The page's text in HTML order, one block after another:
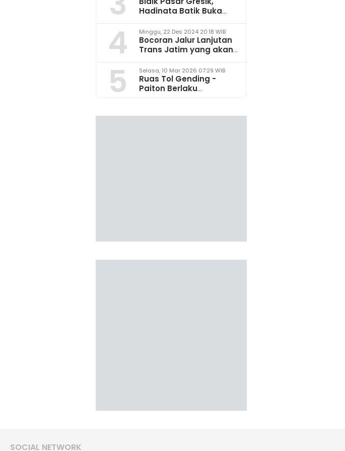
Hadinata Batik Buka
4 Minggu, 22 Des 2024 20:18 WIB
Bocoran Jalur Lanjutan
Trans Jatim yang akan
2025
5 Selasa, 10 Mar 2026 07:29 WIB
Ruas Tol Gending -
Paiton Berlaku
SOCIAL NETWORK